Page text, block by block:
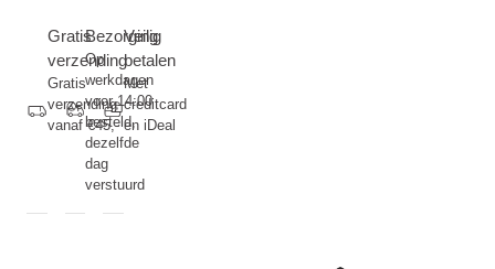
Gratis
verzending
Gratis
verzending
vanaf €45,-
Bezorging
Op
werkdagen
voor 14:00
besteld,
dezelfde
dag
verstuurd
Veilig
betalen
Met
creditcard
en iDeal